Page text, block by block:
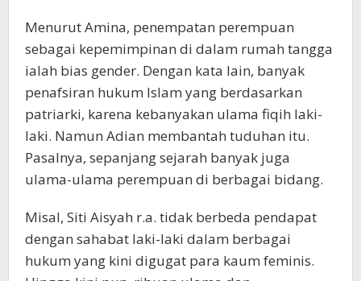
Menurut Amina, penempatan perempuan
sebagai kepemimpinan di dalam rumah tangga
ialah bias gender. Dengan kata lain, banyak
penafsiran hukum Islam yang berdasarkan
patriarki, karena kebanyakan ulama fiqih laki-
laki. Namun Adian membantah tuduhan itu.
Pasalnya, sepanjang sejarah banyak juga
ulama-ulama perempuan di berbagai bidang.
Misal, Siti Aisyah r.a. tidak berbeda pendapat
dengan sahabat laki-laki dalam berbagai
hukum yang kini digugat para kaum feminis.